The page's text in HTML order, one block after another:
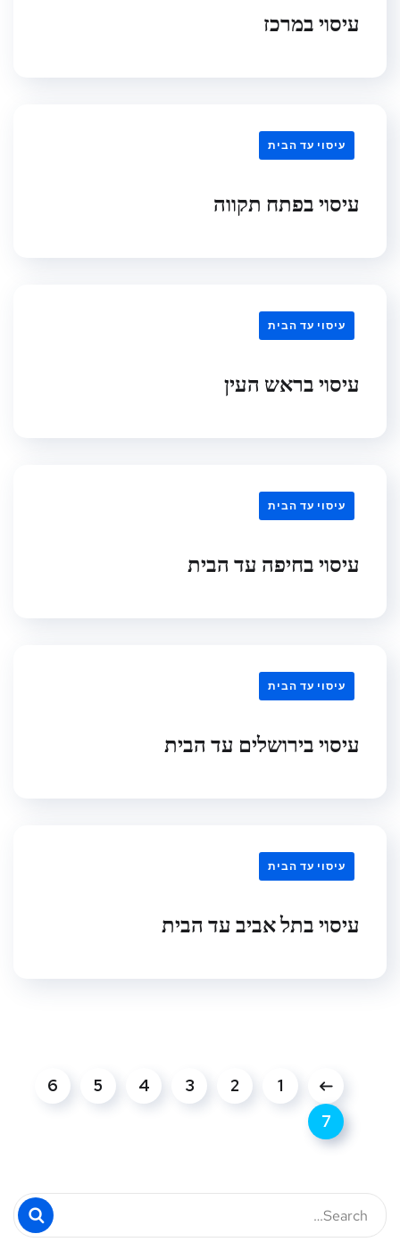
עיסוי במרכז
עיסוי עד הבית
עיסוי בפתח תקווה
עיסוי עד הבית
עיסוי בראש העין
עיסוי עד הבית
עיסוי בחיפה עד הבית
עיסוי עד הבית
עיסוי בירושלים עד הבית
עיסוי עד הבית
עיסוי בתל אביב עד הבית
1
2
3
4
5
6
7